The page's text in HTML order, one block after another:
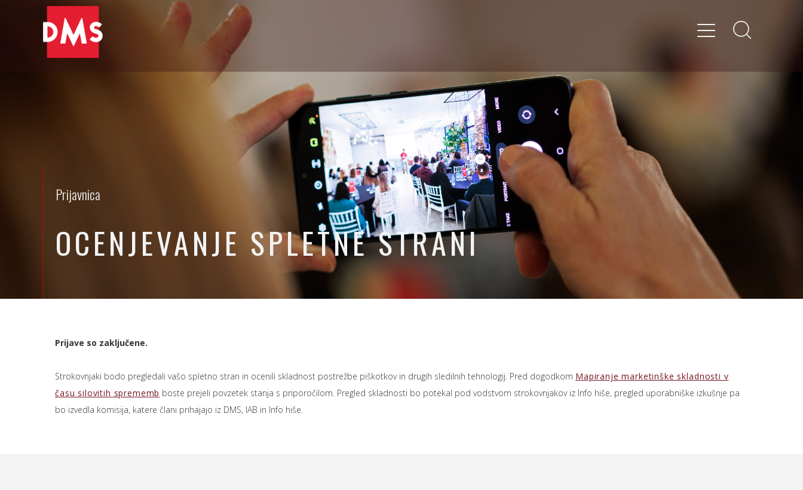
Prijavnica
OCENJEVANJE SPLETNE STRANI
Prijave so zaključene.
Strokovnjaki bodo pregledali vašo spletno stran in ocenili skladnost postrežbe piškotkov in drugih sledilnih tehnologij. Pred dogodkom Mapiranje marketinške skladnosti v
času silovitih sprememb boste prejeli povzetek stanja s priporočilom. Pregled skladnosti bo potekal pod vodstvom strokovnjakov iz Info hiše, pregled uporabniške izkušnje pa
bo izvedla komisija, katere člani prihajajo iz DMS, IAB in Info hiše. ‍